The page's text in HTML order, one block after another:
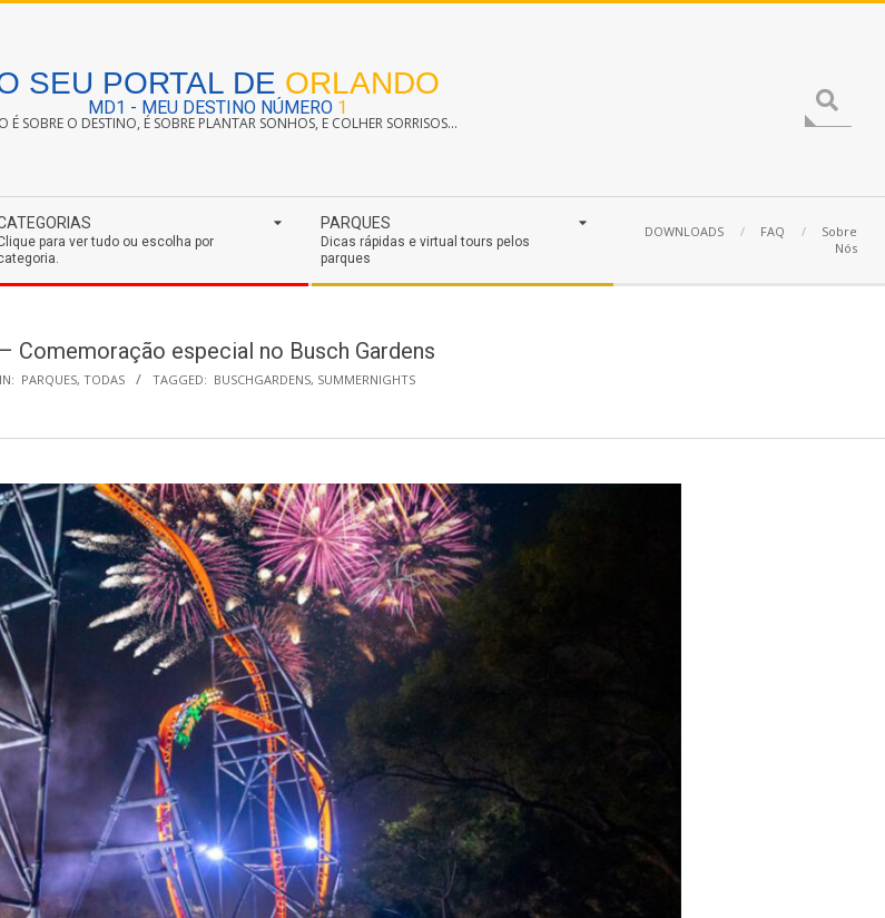
SEU PORTAL DE ORLANDO
MD1 - MEU DESTINO NÚMERO 1
É SOBRE O DESTINO, É SOBRE PLANTAR SONHOS, E COLHER SORRISOS...
para ver tudo ou escolha por
PARQUES
Dicas rápidas e virtual tours pelos
parques
DOWNLOADS FAQ
Sobre
Nós
Comemoração especial no Busch Gardens
IN: PARQUES, TODAS TAGGED: BUSCHGARDENS, SUMMERNIGHTS